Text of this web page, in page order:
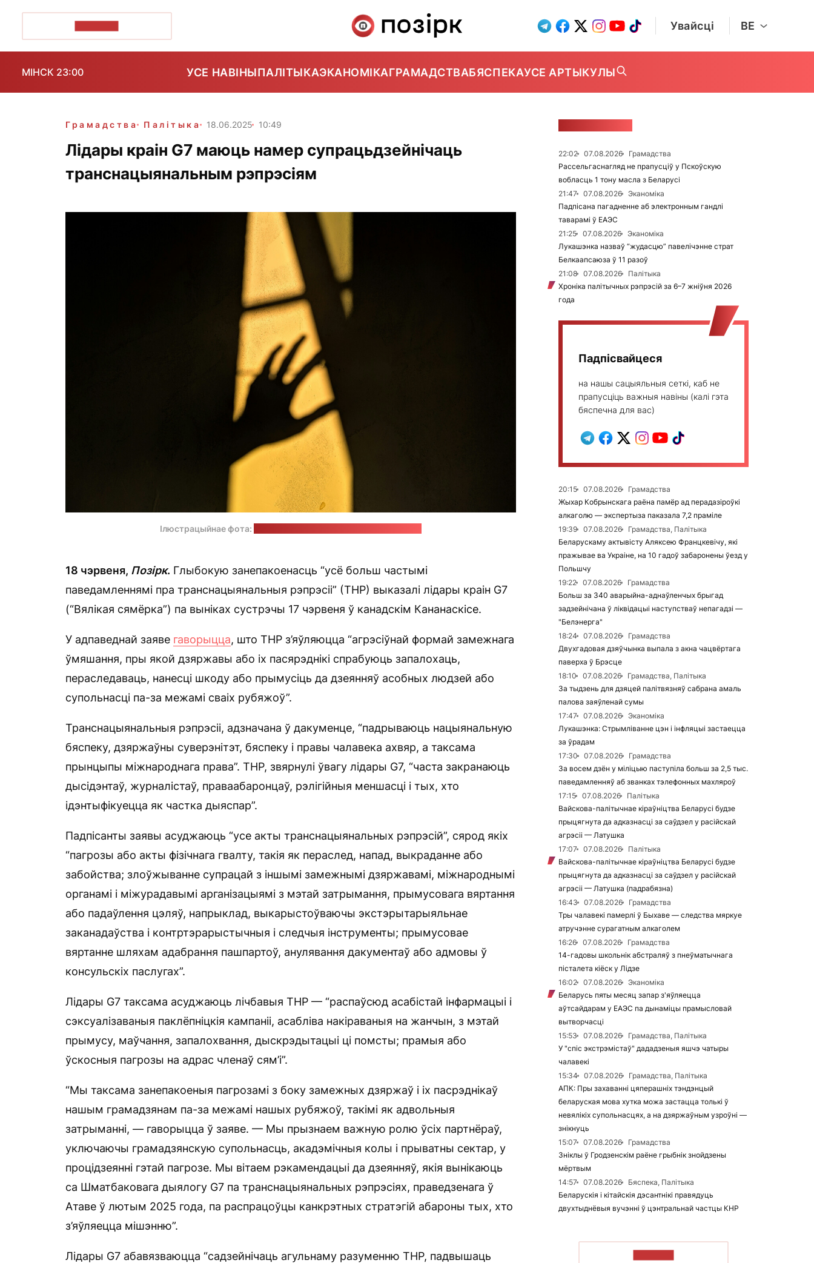
Увайсці BE
МІНСК 23:00 УСЕ НАВІНЫПАЛІТЫКАЭКАНОМІКАГРАМАДСТВАБЯСПЕКАУСЕ АРТЫКУЛЫ
Грамадства Палітыка 18.06.2025 10:49
Лідары краін G7 маюць намер супрацьдзейнічаць
транснацыянальным рэпрэсіям
Ілюстрацыйнае фота:
18 чэрвеня, Позірк. Глыбокую занепакоенасць “усё больш частымі
паведамленнямі пра транснацыянальныя рэпрэсіі” (ТНР) выказалі лідары краін G7
(“Вялікая сямёрка”) па выніках сустрэчы 17 чэрвеня ў канадскім Кананаскісе.
У адпаведнай заяве гаворыцца, што ТНР з’яўляюцца “агрэсіўнай формай замежнага
ўмяшання, пры якой дзяржавы або іх пасярэднікі спрабуюць запалохаць,
пераследаваць, нанесці шкоду або прымусіць да дзеянняў асобных людзей або
супольнасці па-за межамі сваіх рубяжоў”.
Транснацыянальныя рэпрэсіі, адзначана ў дакуменце, “падрываюць нацыянальную
бяспеку, дзяржаўны суверэнітэт, бяспеку і правы чалавека ахвяр, а таксама
прынцыпы міжнароднага права”. ТНР, звярнулі ўвагу лідары G7, “часта закранаюць
дысідэнтаў, журналістаў, праваабаронцаў, рэлігійныя меншасці і тых, хто
ідэнтыфікуецца як частка дыяспар”.
Падпісанты заявы асуджаюць “усе акты транснацыянальных рэпрэсій”, сярод якіх
“пагрозы або акты фізічнага гвалту, такія як пераслед, напад, выкраданне або
забойства; злоўжыванне супрацай з іншымі замежнымі дзяржавамі, міжнароднымі
органамі і міжурадавымі арганізацыямі з мэтай затрымання, прымусовага вяртання
або падаўлення цэляў, напрыклад, выкарыстоўваючы экстэрытарыяльнае
заканадаўства і контртэрарыстычныя і следчыя інструменты; прымусовае
вяртанне шляхам адабрання пашпартоў, анулявання дакументаў або адмовы ў
консульскіх паслугах”.
Лідары G7 таксама асуджаюць лічбавыя ТНР — “распаўсюд асабістай інфармацыі і
сэксуалізаваныя паклёпніцкія кампаніі, асабліва накіраваныя на жанчын, з мэтай
прымусу, маўчання, запалохвання, дыскрэдытацыі ці помсты; прамыя або
ўскосныя пагрозы на адрас членаў сям’і”.
“Мы таксама занепакоеныя пагрозамі з боку замежных дзяржаў і іх пасрэднікаў
нашым грамадзянам па-за межамі нашых рубяжоў, такімі як адвольныя
затрыманні, — гаворыцца ў заяве. — Мы прызнаем важную ролю ўсіх партнёраў,
уключаючы грамадзянскую супольнасць, акадэмічныя колы і прыватны сектар, у
процідзеянні гэтай пагрозе. Мы вітаем рэкамендацыі да дзеянняў, якія вынікаюць
са Шматбаковага дыялогу G7 па транснацыянальных рэпрэсіях, праведзенага ў
Атаве ў лютым 2025 года, па распрацоўцы канкрэтных стратэгій абароны тых, хто
з’яўляецца мішэнню”.
Лідары G7 абавязваюцца “садзейнічаць агульнаму разуменню ТНР, падвышаць
22:02 07.08.2026
Грамадства
Рассельгаснагляд не прапусціў у Пскоўскую
вобласць 1 тону масла з Беларусі
21:47
07.08.2026
Эканоміка
Падпісана пагадненне аб электронным гандлі
таварамі ў ЕАЭС
21:25
07.08.2026
Эканоміка
Лукашэнка назваў “жудасцю” павелічэнне страт
Белкаапсаюза ў 11 разоў
21:08
07.08.2026
Палітыка
Хроніка палітычных рэпрэсій за 6–7 жніўня 2026
года
Падпісвайцеся
на нашы сацыяльныя сеткі, каб не
прапусціць важныя навіны (калі гэта
бяспечна для вас)
20:15 07.08.2026
Грамадства
Жыхар Кобрынскага раёна памёр ад перадазіроўкі
алкаголю — экспертыза паказала 7,2 праміле
19:39
07.08.2026
Грамадства, Палітыка
Беларускаму актывісту Аляксею Францкевічу, які
пражывае ва Украіне, на 10 гадоў забаронены ўезд у
Польшчу
19:22
07.08.2026
Грамадства
Больш за 340 аварыйна-аднаўленчых брыгад
задзейнічана ў ліквідацыі наступстваў непагадзі —
"Белэнерга"
18:24
07.08.2026
Грамадства
Двухгадовая дзяўчынка выпала з акна чацвёртага
паверха ў Брэсце
18:10
07.08.2026
Грамадства, Палітыка
За тыдзень для дзяцей палітвязняў сабрана амаль
палова заяўленай сумы
17:47
07.08.2026
Эканоміка
Лукашэнка: Стрымліванне цэн і інфляцыі застаецца
за ўрадам
17:30
07.08.2026
Грамадства
За восем дзён у міліцыю паступіла больш за 2,5 тыс.
паведамленняў аб званках тэлефонных махляроў
17:15
07.08.2026
Палітыка
Вайскова-палітычнае кіраўніцтва Беларусі будзе
прыцягнута да адказнасці за саўдзел у расійскай
агрэсіі — Латушка
17:07
07.08.2026
Палітыка
Вайскова-палітычнае кіраўніцтва Беларусі будзе
прыцягнута да адказнасці за саўдзел у расійскай
агрэсіі — Латушка (падрабязна)
16:43
07.08.2026
Грамадства
Тры чалавекі памерлі ў Быхаве — следства мяркуе
атручэнне сурагатным алкаголем
16:26
07.08.2026
Грамадства
14-гадовы школьнік абстраляў з пнеўматычнага
пісталета кіёск у Лідзе
16:02
07.08.2026
Эканоміка
Беларусь пяты месяц запар з'яўляецца
аўтсайдарам у ЕАЭС па дынаміцы прамысловай
вытворчасці
15:53
07.08.2026
Грамадства, Палітыка
У "спіс экстрэмістаў" дададзеныя яшчэ чатыры
чалавекі
15:34
07.08.2026
Грамадства, Палітыка
АПК: Пры захаванні цяперашніх тэндэнцый
беларуская мова хутка можа застацца толькі ў
невялікіх супольнасцях, а на дзяржаўным узроўні —
знікнуць
15:07
07.08.2026
Грамадства
Зніклы ў Гродзенскім раёне грыбнік знойдзены
мёртвым
14:57
07.08.2026
Бяспека, Палітыка
Беларускія і кітайскія дэсантнікі правядуць
двухтыднёвыя вучэнні ў цэнтральнай частцы КНР